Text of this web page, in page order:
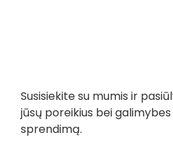
Susisiekite su mumis ir
jūsų poreikius bei
sprendimą.